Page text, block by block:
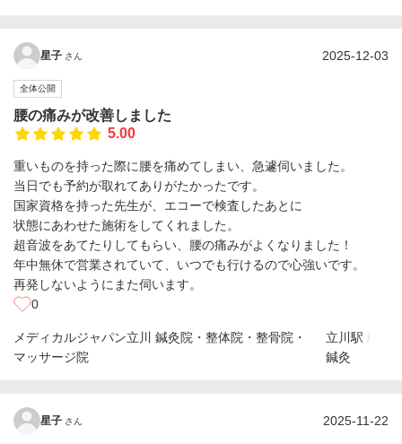
星子 さん 2025-12-03
全体公開
腰の痛みが改善しました
5.00
重いものを持った際に腰を痛めてしまい、急遽伺いました。
当日でも予約が取れてありがたかったです。
国家資格を持った先生が、エコーで検査したあとに
状態にあわせた施術をしてくれました。
超音波をあてたりしてもらい、腰の痛みがよくなりました！
年中無休で営業されていて、いつでも行けるので心強いです。
再発しないようにまた伺います。
0
メディカルジャパン立川 鍼灸院・整体院・整骨院・
マッサージ院
立川駅
鍼灸
星子 さん 2025-11-22